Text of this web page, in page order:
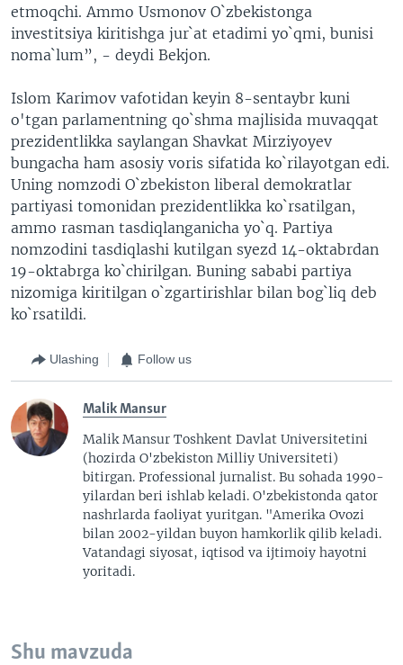
etmoqchi. Ammo Usmonov O`zbekistonga
investitsiya kiritishga jur`at etadimi yo`qmi, bunisi
noma`lum”, - deydi Bekjon.
Islom Karimov vafotidan keyin 8-sentaybr kuni
o'tgan parlamentning qo`shma majlisida muvaqqat
prezidentlikka saylangan Shavkat Mirziyoyev
bungacha ham asosiy voris sifatida ko`rilayotgan edi.
Uning nomzodi O`zbekiston liberal demokratlar
partiyasi tomonidan prezidentlikka ko`rsatilgan,
ammo rasman tasdiqlanganicha yo`q. Partiya
nomzodini tasdiqlashi kutilgan syezd 14-oktabrdan
19-oktabrga ko`chirilgan. Buning sababi partiya
nizomiga kiritilgan o`zgartirishlar bilan bog`liq deb
ko`rsatildi.
Ulashing Follow us
Malik Mansur
Malik Mansur Toshkent Davlat Universitetini
(hozirda O'zbekiston Milliy Universiteti)
bitirgan. Professional jurnalist. Bu sohada 1990-
yilardan beri ishlab keladi. O'zbekistonda qator
nashrlarda faoliyat yuritgan. "Amerika Ovozi
bilan 2002-yildan buyon hamkorlik qilib keladi.
Vatandagi siyosat, iqtisod va ijtimoiy hayotni
yoritadi.
Shu mavzuda